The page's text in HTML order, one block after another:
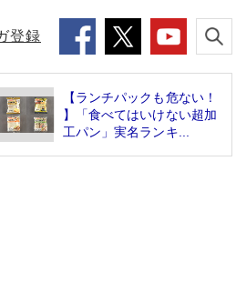
登録
【ランチパックも危ない！
】「食べてはいけない超加
工パン」実名ランキ...